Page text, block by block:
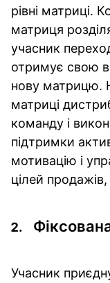
рівні матриці.
матриця
учасник
отримує свою
нову матрицю.
матриці
команду і
підтримки
мотивацію і
цілей
Учасник